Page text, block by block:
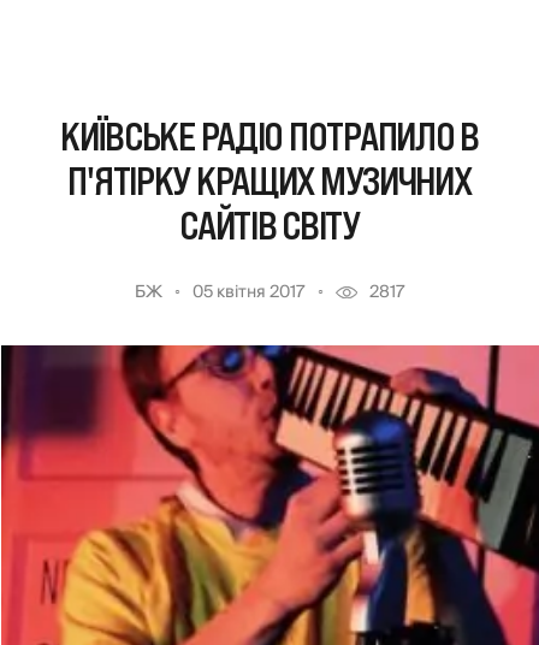
КИЇВСЬКЕ РАДІО ПОТРАПИЛО В
П'ЯТІРКУ КРАЩИХ МУЗИЧНИХ
САЙТІВ СВІТУ
БЖ 05 квітня 2017 2817